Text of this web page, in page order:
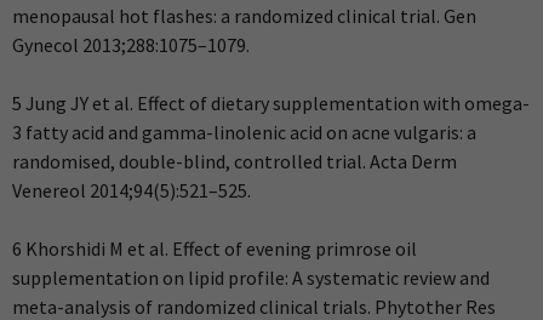
menopausal hot flashes: a randomized clinical trial. Gen
Gynecol 2013;288:1075–1079.
5 Jung JY et al. Effect of dietary supplementation with omega-
3 fatty acid and gamma-linolenic acid on acne vulgaris: a
randomised, double-blind, controlled trial. Acta Derm
Venereol 2014;94(5):521–525.
6 Khorshidi M et al. Effect of evening primrose oil
supplementation on lipid profile: A systematic review and
meta-analysis of randomized clinical trials. Phytother Res